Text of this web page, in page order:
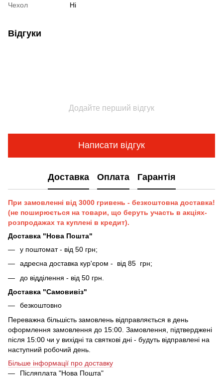
Чехол
Ні
Відгуки
Додайте перший відгук
Написати відгук
Доставка Оплата Гарантія
При замовленні від 3000 гривень - безкоштовна доставка!
(не поширюється на товари, що беруть участь в акціях-
розпродажах та куплені в кредит).
Доставка "Нова Пошта"
у поштомат - від 50 грн;
адресна доставка кур'єром - від 85 грн;
до відділення - від 50 грн.
Доставка "Самовивіз"
безкоштовно
Переважна більшість замовлень відправляється в день
оформлення замовлення до 15:00. Замовлення, підтверджені
після 15:00 чи у вихідні та святкові дні - будуть відправлені на
наступний робочий день.
Більше інформації про доставку
Післяплата "Нова Пошта"